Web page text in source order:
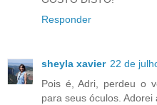
Responder
sheyla xavier 22 de
Pois é, Adri, perdeu o
para seus óculos.